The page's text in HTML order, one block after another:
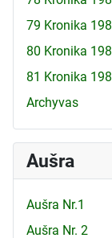
79 Kronika
80 Kronika
81 Kronika
Archyvas
Aušra
Aušra Nr.1
Aušra Nr. 2